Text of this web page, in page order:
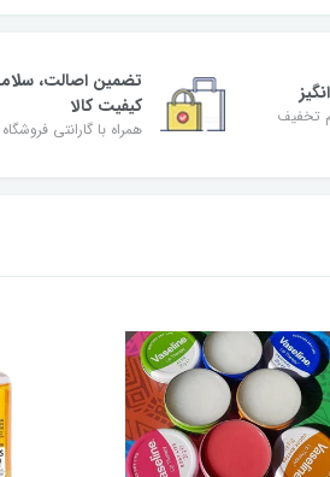
تخفیف
تضمین اصالت،
کیفیت کالا
همراه با گارانتی فروشگاه